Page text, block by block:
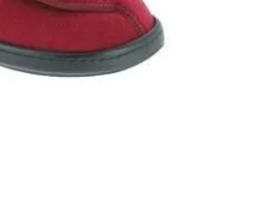
Dispositif médical de Classe
I